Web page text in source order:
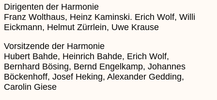
Dirigenten der Harmonie
Franz Wolthaus, Heinz Kaminski. Erich Wolf, Willi
Eickmann, Helmut Zürrlein, Uwe Krause
Vorsitzende der Harmonie
Hubert Bahde, Heinrich Bahde, Erich Wolf,
Bernhard Bösing, Bernd Engelkamp, Johannes
Böckenhoff, Josef Heking, Alexander Gedding,
Carolin Giese